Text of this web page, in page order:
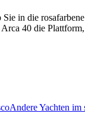
in die
40 die
Andere Yachten im